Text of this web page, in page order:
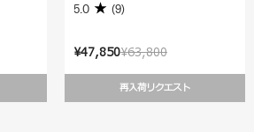
¥63,800
¥47,850
再入荷リクエスト
5.0 (9)